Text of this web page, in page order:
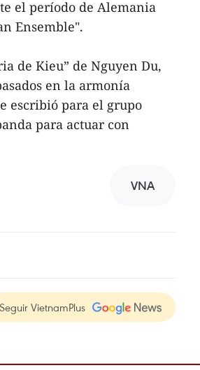
el período de Alemania
Ensemble".
de Kieu” de Nguyen Du,
en la armonía
escribió para el grupo
para actuar con
VNA
Seguir VietnamPlus